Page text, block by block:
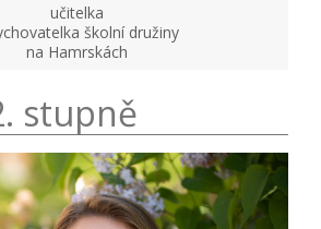
učitelka
školní družiny
na Hamrskách
stupně